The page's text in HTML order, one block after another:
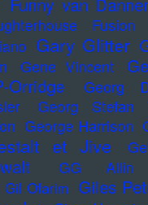
Funny van
Fusion
Gary Glitter
Gene Vincent
Georg
Georg Stefan
George Harrison
et Jive
GG Allin
Gil Ofarim Giles